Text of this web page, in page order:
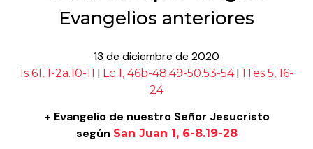
Evangelios anteriores
13 de diciembre de 2020
Is 61, 1-2a.10-11 | Lc 1, 46b-48.49-50.53-54| 1Tes 5, 16-
24
+ Evangelio de nuestro Señor Jesucristo
según San Juan 1, 6-8.19-28